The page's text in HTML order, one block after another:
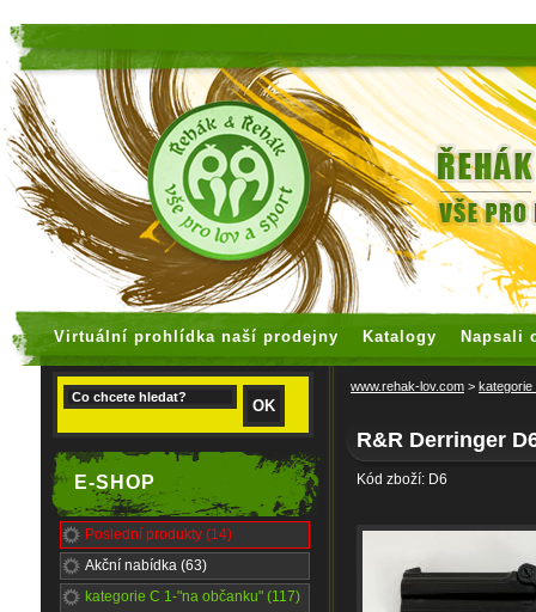
Virtuální prohlídka naší prodejny Katalogy Napsali
E-SHOP
Poslední produkty (14)
Akční nabídka (63)
kategorie C 1-"na občanku" (117)
www.rehak-lov.com > kategorie
R&R Derringer
Kód zboží: D6